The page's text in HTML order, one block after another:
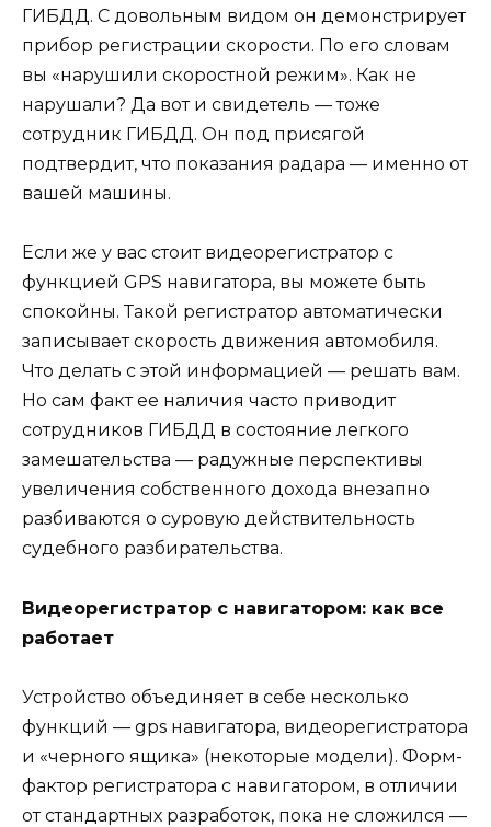
ГИБДД. С довольным видом он демонстрирует
прибор регистрации скорости. По его словам
вы «нарушили скоростной режим». Как не
нарушали? Да вот и свидетель — тоже
сотрудник ГИБДД. Он под присягой
подтвердит, что показания радара — именно от
вашей машины.
Если же у вас стоит видеорегистратор с
функцией GPS навигатора, вы можете быть
спокойны. Такой регистратор автоматически
записывает скорость движения автомобиля.
Что делать с этой информацией — решать вам.
Но сам факт ее наличия часто приводит
сотрудников ГИБДД в состояние легкого
замешательства — радужные перспективы
увеличения собственного дохода внезапно
разбиваются о суровую действительность
судебного разбирательства.
Видеорегистратор с навигатором: как все
работает
Устройство объединяет в себе несколько
функций — gps навигатора, видеорегистратора
и «черного ящика» (некоторые модели). Форм-
фактор регистратора с навигатором, в отличии
от стандартных разработок, пока не сложился —